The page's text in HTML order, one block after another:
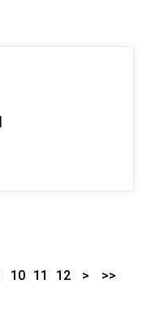
10 11 12 > >>